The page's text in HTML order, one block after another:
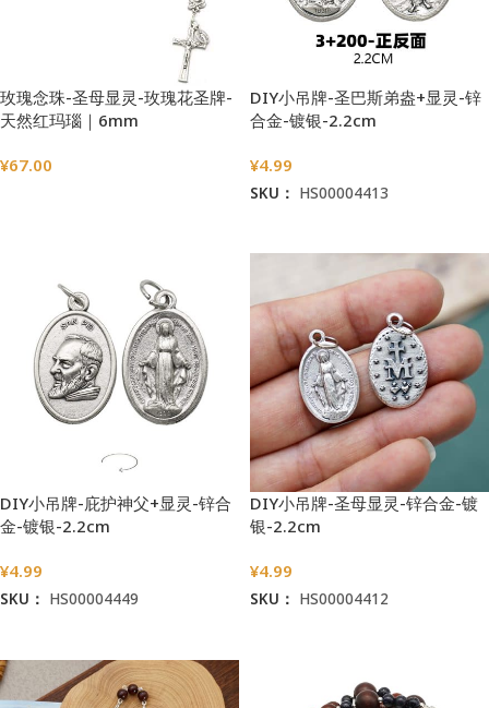
玫瑰念珠-圣母显灵-玫瑰花圣牌-
天然红玛瑙｜6mm
¥67.00
DIY小吊牌-圣巴斯弟盎+显灵-锌
合金-镀银-2.2cm
¥4.99
SKU： HS00004413
DIY小吊牌-庇护神父+显灵-锌合
金-镀银-2.2cm
¥4.99
SKU： HS00004449
DIY小吊牌-圣母显灵-锌合金-镀
银-2.2cm
¥4.99
SKU： HS00004412